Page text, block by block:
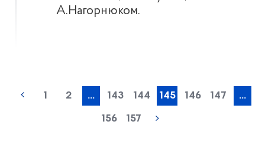
А.Нагорнюком.
1 2 ... 143 144 145 146 147 ...
156 157